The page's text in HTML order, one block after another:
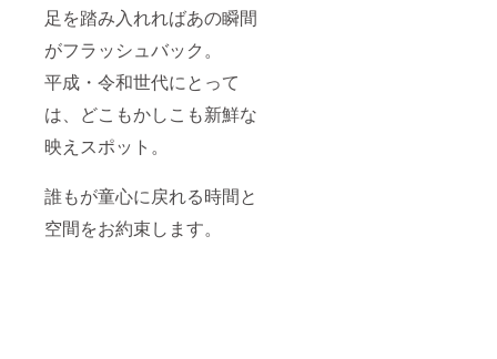
足を踏み入れればあの瞬間
がフラッシュバック。
平成・令和世代にとって
は、どこもかしこも新鮮な
映えスポット。
誰もが童心に戻れる時間と
空間をお約束します。